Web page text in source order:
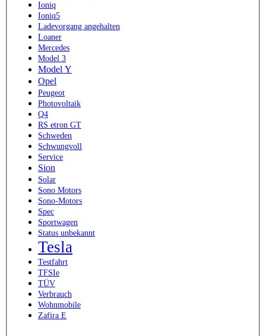
Ioniq
Ioniq5
Ladevorgang angehalten
Loaner
Mercedes
Model 3
Model Y
Opel
Peugeot
Photovoltaik
Q4
RS etron GT
Schweden
Schwungvoll
Service
Sion
Solar
Sono Motors
Sono-Motors
Spec
Sportwagen
Status unbekannt
Tesla
Testfahrt
TFSIe
TÜV
Verbrauch
Wohnmobile
Zafira E